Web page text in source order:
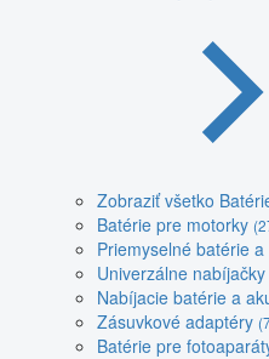
Zobraziť všetko
Batérie pre motorky
Priemyselné batérie a
Univerzálne nabíjačky
Nabíjacie batérie a
Zásuvkové adaptéry
Batérie pre